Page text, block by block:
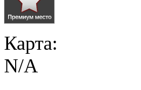
Карта:
N/A